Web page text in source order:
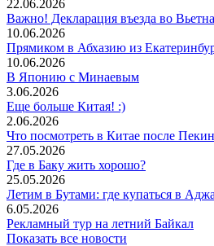
22.06.2026
Важно! Декларация въезда во
10.06.2026
Прямиком в Абхазию из
10.06.2026
В Японию с Минаевым
3.06.2026
Еще больше Китая! :)
2.06.2026
Что посмотреть в Китае после
27.05.2026
Где в Баку жить хорошо?
25.05.2026
Летим в Бутами: где купаться в
6.05.2026
Рекламный тур на летний Байкал
Показать все новости